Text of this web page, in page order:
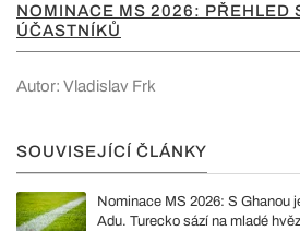
NOMINACE MS 2026: PŘEHLED
ÚČASTNÍKŮ
Autor: Vladislav Frk
SOUVISEJÍCÍ ČLÁNKY
Nominace MS 2026: S Ghanou
Adu. Turecko sází na mladé